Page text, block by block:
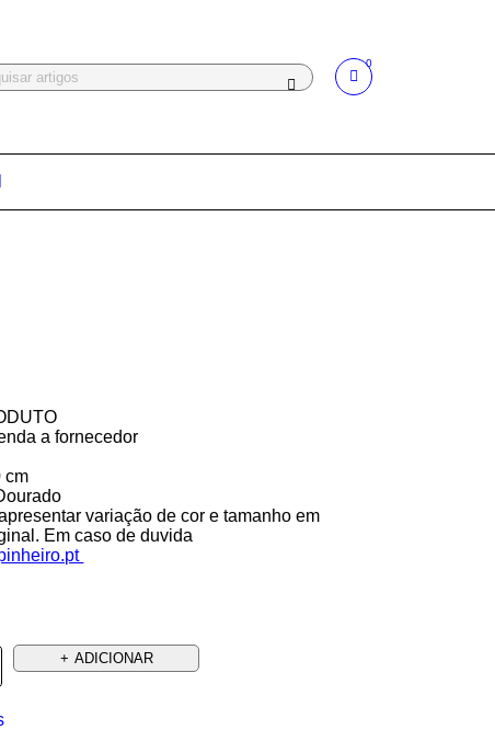
0
a fornecedor
cm
variação de cor e tamanho em
Em caso de duvida
ADICIONAR